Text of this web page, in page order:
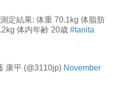
定結果: 体重 70.1kg 体脂肪
体内年齢 20歳 #tanita
康平 (@3110jp) November